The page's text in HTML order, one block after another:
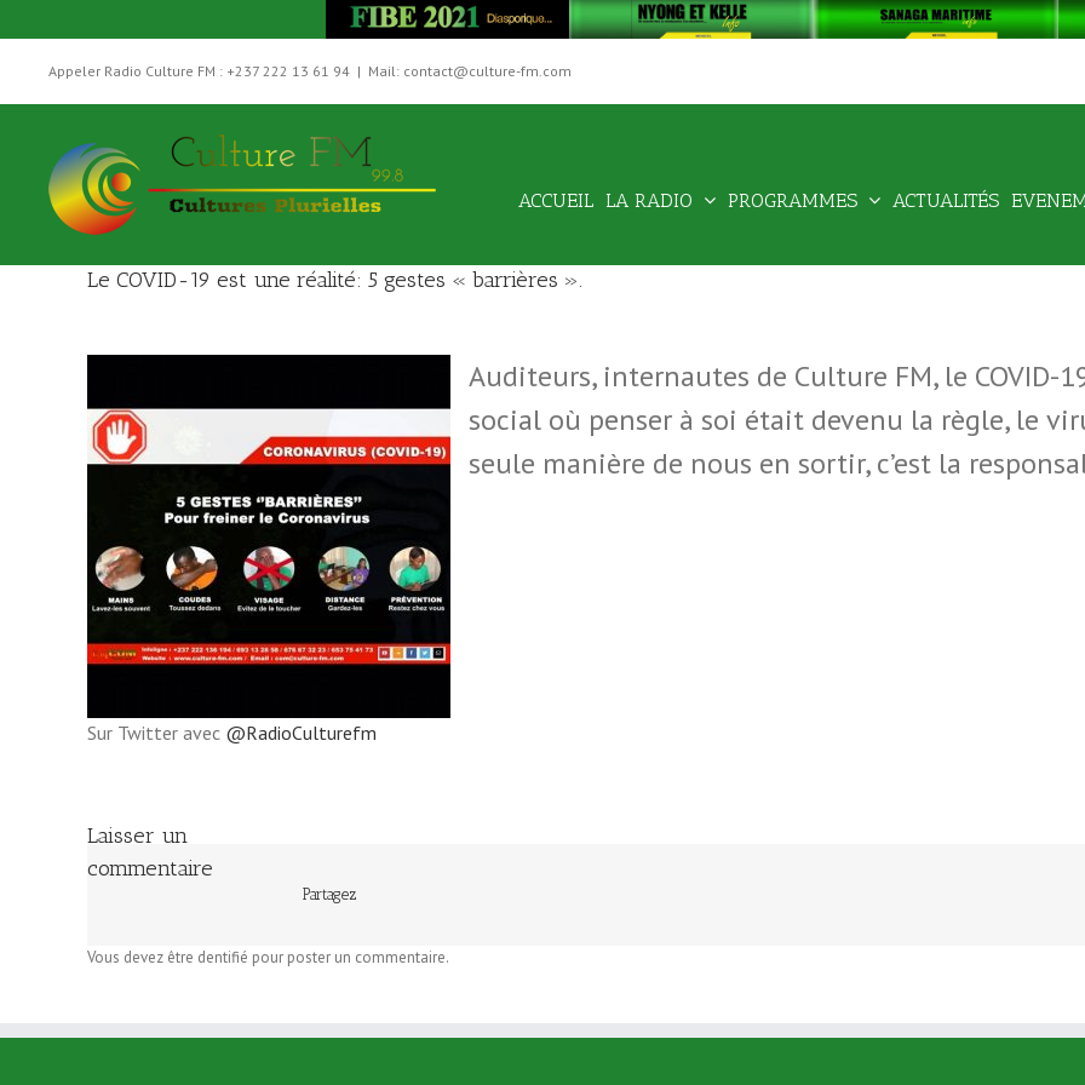
Appeler Radio Culture FM : +237 222 13 61 94 | Mail: contact@culture-fm.com
ACCUEIL LA RADIO PROGRAMMES ACTUALITÉS
Le COVID-19 est une réalité: 5 gestes « barrières ».
Auditeurs, internautes de Culture FM, le COVID-
social où penser à soi était devenu la règle, le
seule manière de nous en sortir, c’est la
Sur Twitter avec @RadioCulturefm
Partagez
Laisser un
commentaire
Vous devez être dentifié pour poster un commentaire.